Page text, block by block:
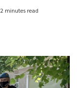
2 minutes read